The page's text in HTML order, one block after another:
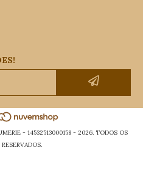
- 14532513000158 - 2026. TODOS OS